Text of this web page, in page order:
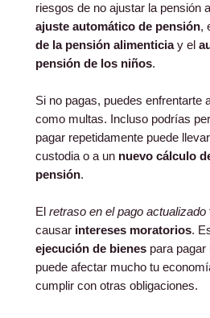
riesgos de no ajustar la pensión
ajuste automático de pensión,
de la pensión alimenticiay el
pensión de los niños.
Si no pagas, puedes enfrentarte
como multas. Incluso podrías
pagar repetidamente puede
custodia o a un nuevo cálculo
pensión.
El retraso en el pago actualizado
causar intereses moratorios.
ejecución de bienes para pagar
puede afectar mucho tu
cumplir con otras obligaciones.